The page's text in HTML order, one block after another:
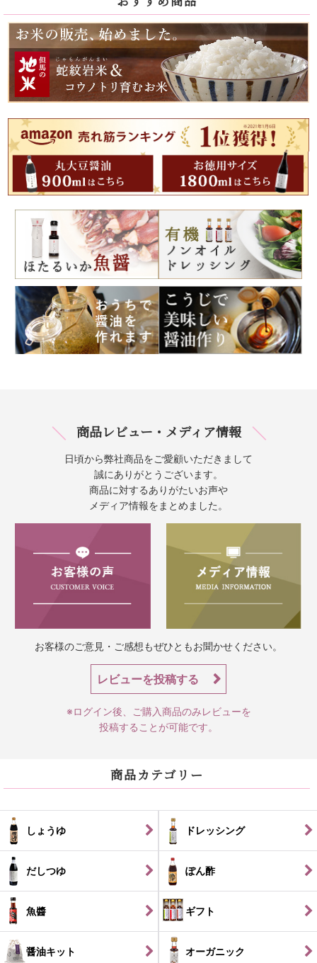
商品レビュー・メディア情報
日頃から弊社商品をご愛顧いただきまして
誠にありがとうございます。
商品に対するありがたいお声や
メディア情報をまとめました。
お客様のご意見・ご感想もぜひともお聞かせください。
レビューを投稿する
※ログイン後、ご購入商品のみレビューを
投稿することが可能です。
商品カテゴリー
しょうゆ ドレッシング
だしつゆ ぽん酢
魚醬 ギフト
醤油キット オーガニック